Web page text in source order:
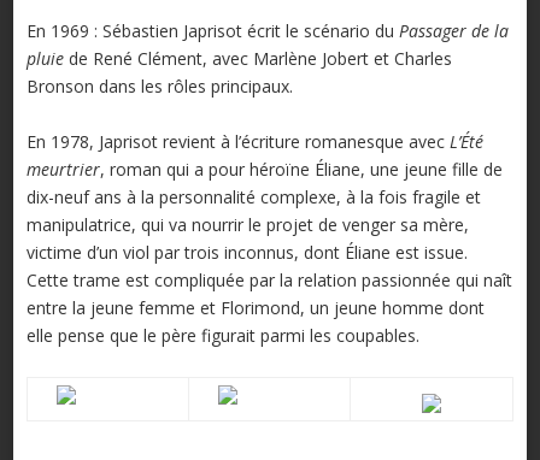
En 1969 : Sébastien Japrisot écrit le scénario du Passager de la
pluiede René Clément, avec Marlène Jobert et Charles
Bronson dans les rôles principaux.
En 1978, Japrisot revient à l’écriture romanesque avec L’Été
meurtrier, roman qui a pour héroïne Éliane, une jeune fille de
dix-neuf ans à la personnalité complexe, à la fois fragile et
manipulatrice, qui va nourrir le projet de venger sa mère,
victime d’un viol par trois inconnus, dont Éliane est issue.
Cette trame est compliquée par la relation passionnée qui naît
entre la jeune femme et Florimond, un jeune homme dont
elle pense que le père figurait parmi les coupables.